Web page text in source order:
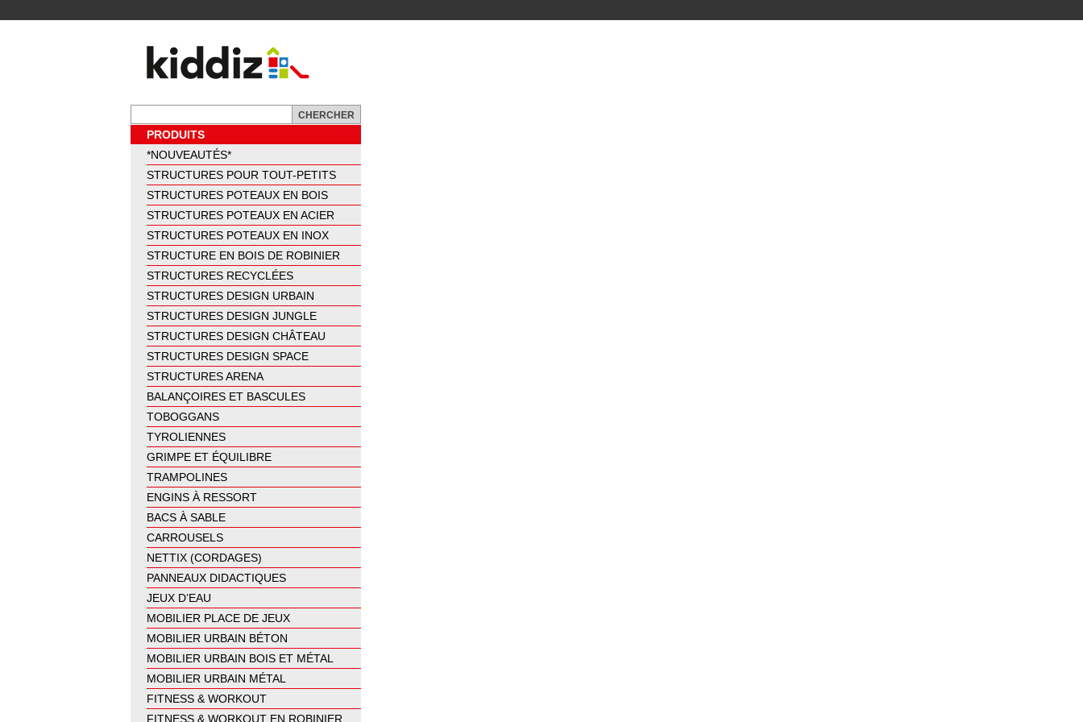
PRODUITS
*NOUVEAUTÉS*
STRUCTURES POUR TOUT-PETITS
STRUCTURES POTEAUX EN BOIS
STRUCTURES POTEAUX EN ACIER
STRUCTURES POTEAUX EN INOX
STRUCTURE EN BOIS DE ROBINIER
STRUCTURES RECYCLÉES
STRUCTURES DESIGN URBAIN
STRUCTURES DESIGN JUNGLE
STRUCTURES DESIGN CHÂTEAU
STRUCTURES DESIGN SPACE
STRUCTURES ARENA
BALANÇOIRES ET BASCULES
TOBOGGANS
TYROLIENNES
GRIMPE ET ÉQUILIBRE
TRAMPOLINES
ENGINS À RESSORT
BACS À SABLE
CARROUSELS
NETTIX (CORDAGES)
PANNEAUX DIDACTIQUES
JEUX D’EAU
MOBILIER PLACE DE JEUX
MOBILIER URBAIN BÉTON
MOBILIER URBAIN BOIS ET MÉTAL
MOBILIER URBAIN MÉTAL
FITNESS & WORKOUT
FITNESS & WORKOUT EN ROBINIER